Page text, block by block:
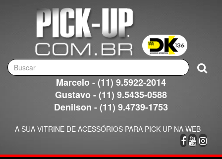
Marcelo - (11) 9.5922-2014
Gustavo - (11) 9.5435-0588
Denilson - (11) 9.4739-1753
A SUA VITRINE DE ACESSÓRIOS PARA PICK UP NA WEB